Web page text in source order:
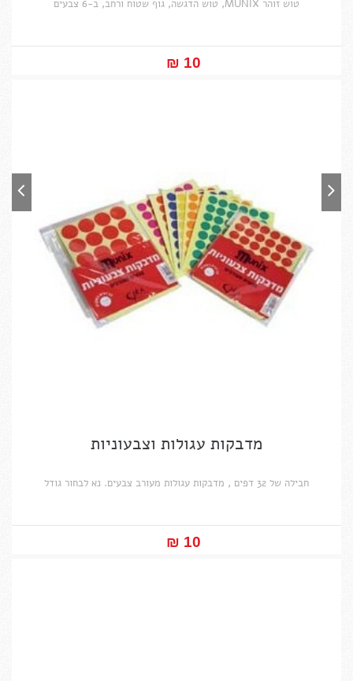
טוש זוהר MUNIX, טוש הדגשה, גוף שטוח ורחב, ב-6 צבעים
10 ₪‎
מדבקות עגולות וצבעוניות
חבילה של 32 דפים , מדבקות עגולות מעורב צבעים. נא לבחור גודל
10 ₪‎